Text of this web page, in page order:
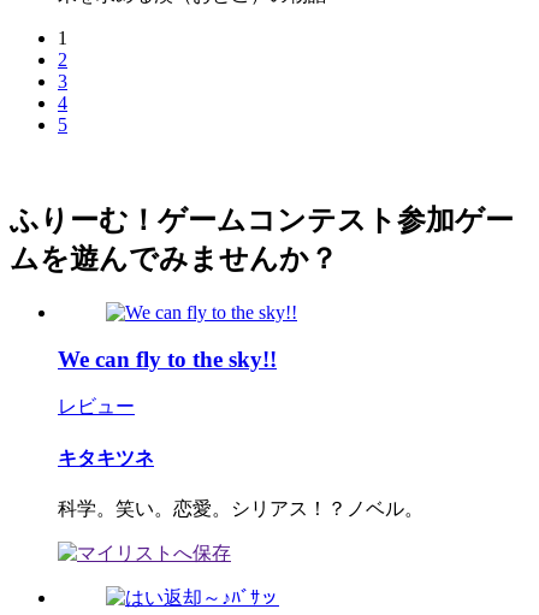
1
2
3
4
5
ふりーむ！ゲームコンテスト参加ゲー
ムを遊んでみませんか？
We can fly to the sky!!
レビュー
キタキツネ
科学。笑い。恋愛。シリアス！？ノベル。